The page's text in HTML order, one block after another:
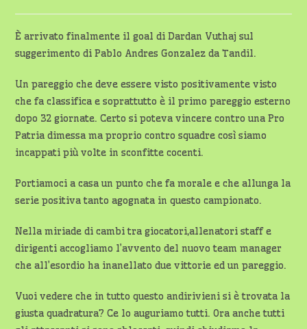
dell'articolo:
lettura:
È arrivato finalmente il goal di Dardan Vuthaj sul
suggerimento di Pablo Andres Gonzalez da Tandil.
Un pareggio che deve essere visto positivamente visto
che fa classifica e soprattutto è il primo pareggio esterno
dopo 32 giornate. Certo si poteva vincere contro una Pro
Patria dimessa ma proprio contro squadre così siamo
incappati più volte in sconfitte cocenti.
Portiamoci a casa un punto che fa morale e che allunga la
serie positiva tanto agognata in questo campionato.
Nella miriade di cambi tra giocatori,allenatori staff e
dirigenti accogliamo l’avvento del nuovo team manager
che all’esordio ha inanellato due vittorie ed un pareggio.
Vuoi vedere che in tutto questo andirivieni si è trovata la
giusta quadratura? Ce lo auguriamo tutti. Ora anche tutti